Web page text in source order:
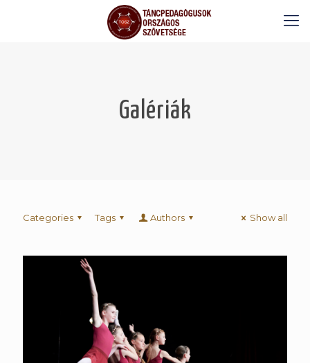
Galériák
Categories Tags Authors Show all